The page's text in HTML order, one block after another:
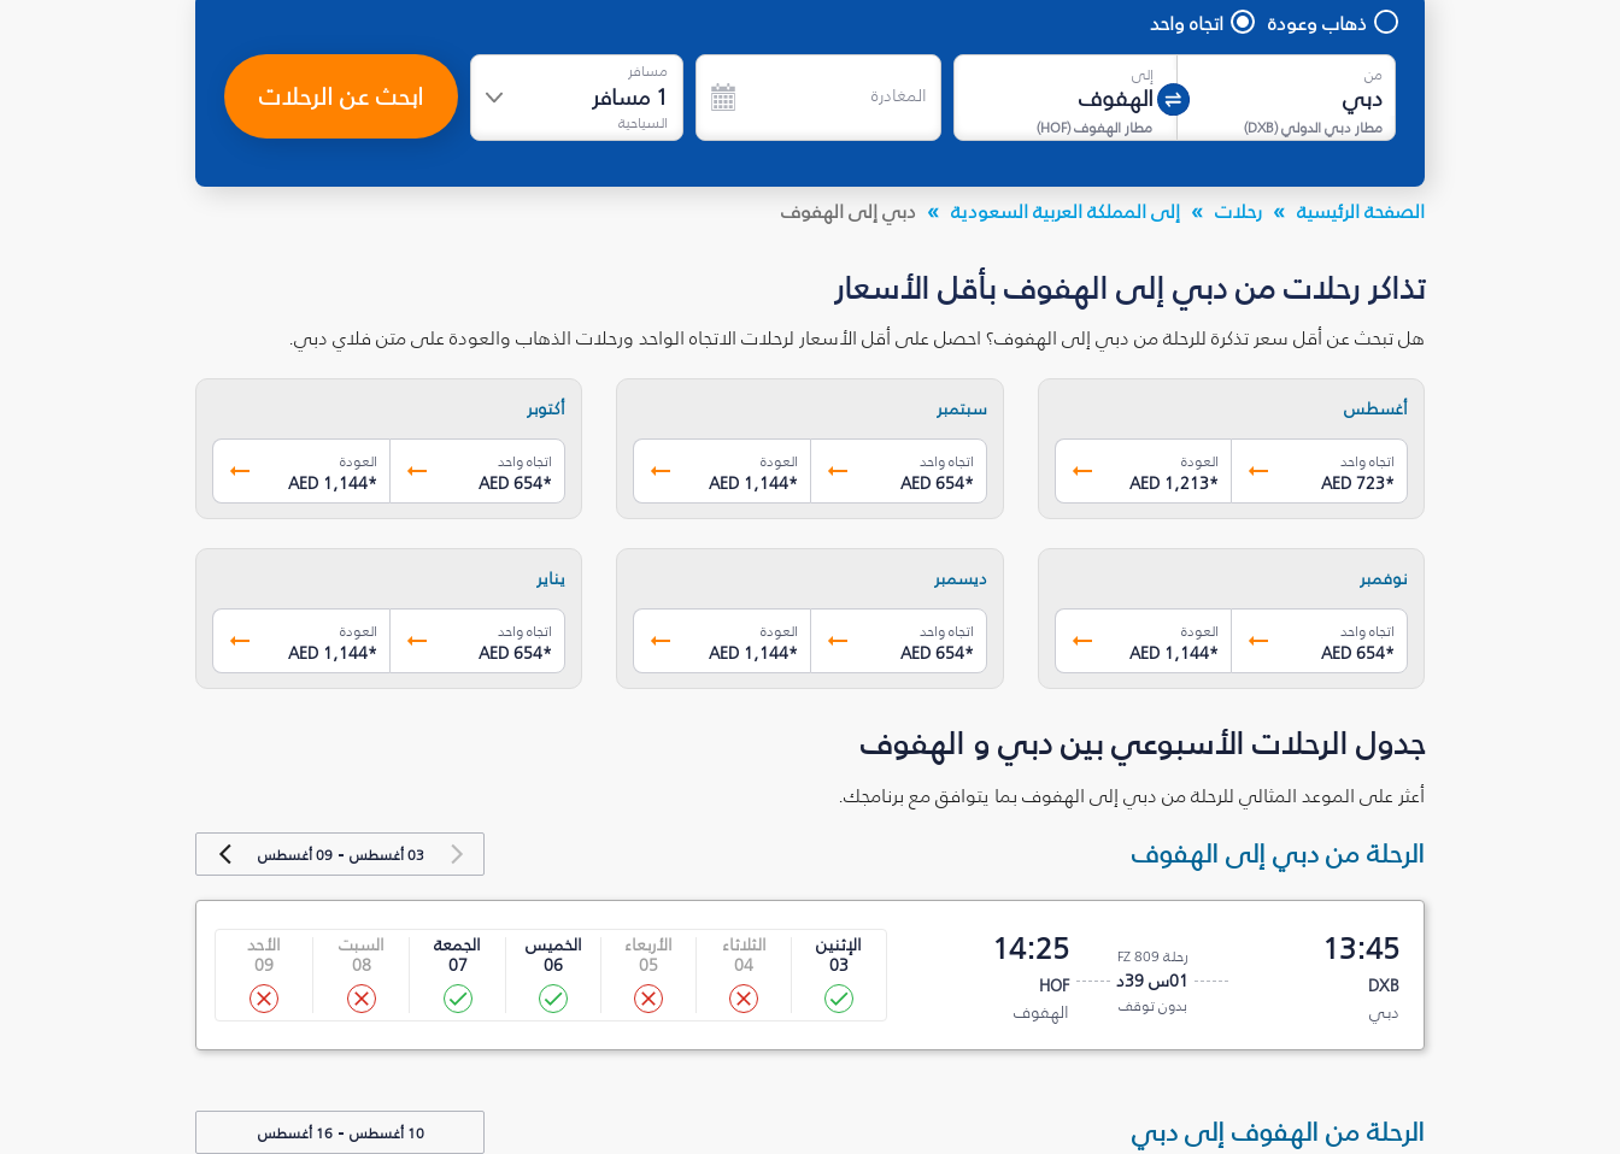
ذهاب وعودة اتجاه واحد
من
مطار دبي الدولي(
DXB
)
إلى
مطار الهفوف(
HOF
)
المغادرة
مسافر
1 مسافر
السياحية
ابحث عن الرحلات
الصفحة الرئيسية رحلات إلى المملكة العربية السعودية دبي إلى الهفوف
تذاكر رحلات من دبي إلى الهفوف بأقل الأسعار
هل تبحث عن أقل سعر تذكرة للرحلة من دبي إلى الهفوف؟ احصل على أقل الأسعار لرحلات الاتجاه الواحد ورحلات الذهاب والعودة على متن فلاي دبي.
أغسطس
اتجاه واحد
AED 723*
العودة
AED 1,213*
سبتمبر
اتجاه واحد
AED 654*
العودة
AED 1,144*
أكتوبر
اتجاه واحد
AED 654*
العودة
AED 1,144*
نوفمبر
اتجاه واحد
AED 654*
العودة
AED 1,144*
ديسمبر
اتجاه واحد
AED 654*
العودة
AED 1,144*
يناير
اتجاه واحد
AED 654*
العودة
AED 1,144*
جدول الرحلات الأسبوعي بين دبي و الهفوف
أعثر على الموعد المثالي للرحلة من دبي إلى الهفوف بما يتوافق مع برنامجك.
الرحلة من دبي إلى الهفوف 03 أغسطس -09 أغسطس
13:45
DXB
دبي
رحلة FZ 809
01س 39د
بدون توقف
14:25
HOF
الهفوف
الإثنين
03
الثلاثاء
04
الأربعاء
05
الخميس
06
الجمعة
07
السبت
08
الأحد
09
الرحلة من الهفوف إلى دبي 10 أغسطس -16 أغسطس